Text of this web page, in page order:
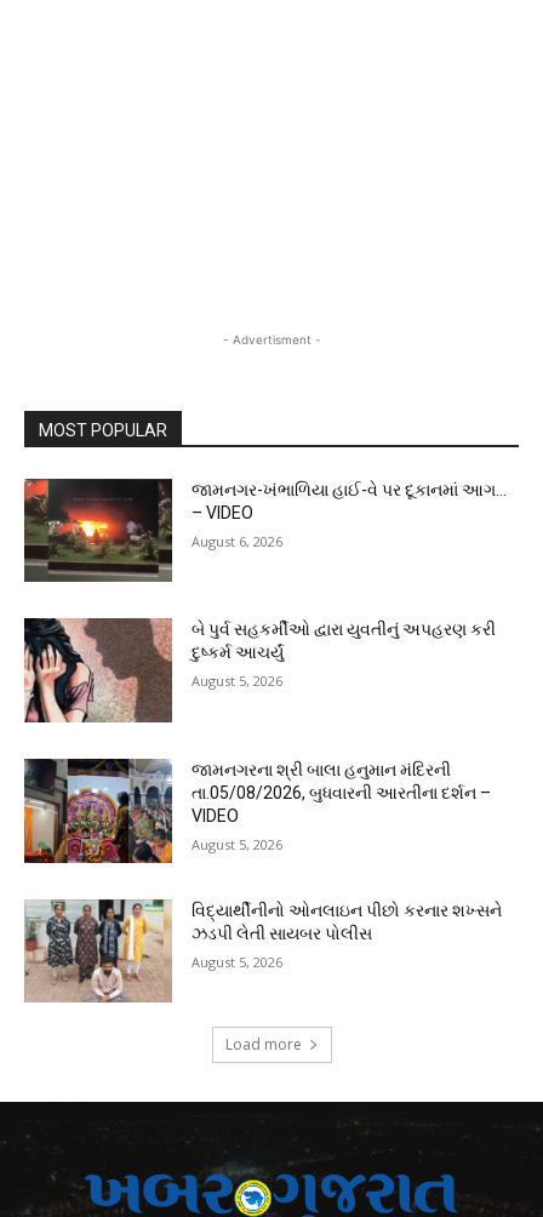
- Advertisment -
MOST POPULAR
જામનગર-ખંભાળિયા હાઈ-વે પર દૂકાનમાં આગ…
– VIDEO
August 6, 2026
બે પુર્વ સહકર્મીઓ દ્વારા યુવતીનું અપહરણ કરી
દુષ્કર્મ આચર્યું
August 5, 2026
જામનગરના શ્રી બાલા હનુમાન મંદિરની
તા.05/08/2026, બુધવારની આરતીના દર્શન –
VIDEO
August 5, 2026
વિદ્યાર્થીનીનો ઓનલાઇન પીછો કરનાર શખ્સને
ઝડપી લેતી સાયબર પોલીસ
August 5, 2026
Load more